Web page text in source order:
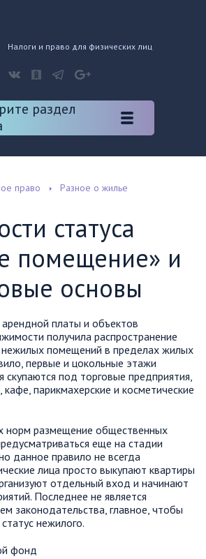
Налоги и право для физических лиц
раздел
право Разное о жилье
статуса
помещение» и
основы
платы и объектов
получила распространение
нежилых помещений в пределах жилых
первые и цокольные этажи
скупаются под торговые предприятия,
парикмахерские и косметические
норм размещение общественных
еще на стадии
данное правило не всегда
лица просто выкупают квартиры
отдельный вход и начинают
Последнее не является
законодательства, главное, чтобы
нежилого.